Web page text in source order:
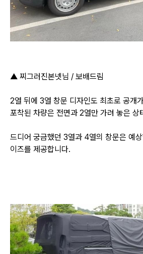
▲ 찌그러진본넷님 / 보배드림
2열 뒤에 3열 창문 디자인도 최초로 공개
포착된 차량은 전면과 2열만 가려 놓은 상
드디어 궁금했던 3열과 4열의 창문은 예
이즈를 제공합니다.